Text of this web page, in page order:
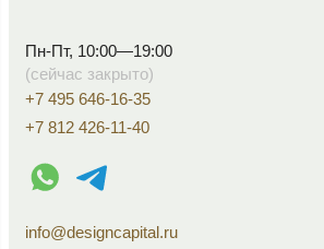
Пн-Пт, 10:00—19:00
(сейчас закрыто)
+7 495 646-16-35
+7 812 426-11-40
WhatsApp контакт
Telegram контакт
info@designcapital.ru